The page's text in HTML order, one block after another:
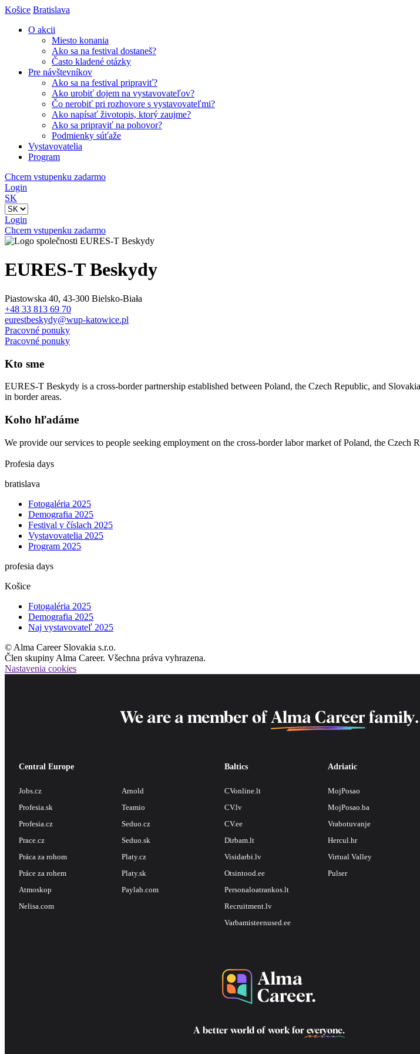
Košice Bratislava
O akcii
Miesto konania
Ako sa na festival dostaneš?
Často kladené otázky
Pre návštevníkov
Ako sa na festival pripraviť?
Ako urobiť dojem na vystavovateľov?
Čo nerobiť pri rozhovore s vystavovateľmi?
Ako napísať životopis, ktorý zaujme?
Ako sa pripraviť na pohovor?
Podmienky súťaže
Vystavovatelia
Program
Chcem vstupenku zadarmo
Login
SK
Login
Chcem vstupenku zadarmo
EURES-T Beskydy
Piastowska 40, 43-300 Bielsko-Biała
+48 33 813 69 70
eurestbeskydy@wup-katowice.pl
Pracovné ponuky
Pracovné ponuky
Kto sme
EURES-T Beskydy is a cross-border partnership established between Poland, the Czech Republic, and
in border areas.
Koho hľadáme
We provide our services to people seeking employment on the cross-border labor market of Poland, the Czech
Profesia days
bratislava
Fotogaléria 2025
Demografia 2025
Festival v číslach 2025
Vystavovatelia 2025
Program 2025
profesia days
Košice
Fotogaléria 2025
Demografia 2025
Naj vystavovateľ 2025
© Alma Career Slovakia s.r.o.
Člen skupiny Alma Career. Všechna práva vyhrazena.
Nastavenia cookies
We are a member of Alma Careerfamily.
Central Europe
Jobs.cz
Profesia.sk
Profesia.cz
Prace.cz
Práca za rohom
Práce za rohem
Atmoskop
Nelisa.com
Arnold
Teamio
Seduo.cz
Seduo.sk
Platy.cz
Platy.sk
Paylab.com
Baltics
CVonline.lt
CV.lv
CV.ee
Dirbam.lt
Visidarbi.lv
Otsintood.ee
Personaloatrankos.lt
Recruitment.lv
Varbamisteenused.ee
Adriatic
MojPosao
MojPosao.ba
Vrabotuvanje
Hercul.hr
Virtual Valley
Pulser
A better world of work for everyone.